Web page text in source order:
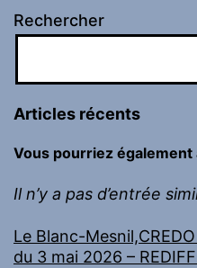
Rechercher
Articles récents
Vous pourriez également
Il n’y a pas d’entrée
Le Blanc-
du 3 mai 2026 –